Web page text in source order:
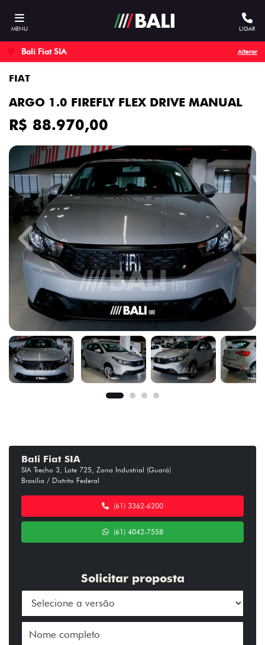
MENU LIGAR
Bali Fiat SIA Alterar
FIAT
ARGO 1.0 FIREFLY FLEX DRIVE MANUAL
R$ 88.970,00
Previous Next
Bali Fiat SIA
SIA Trecho 3, Lote 725, Zona Industrial (Guará)
Brasília / Distrito Federal
(61) 3362-6200
(61) 4042-7558
Solicitar proposta